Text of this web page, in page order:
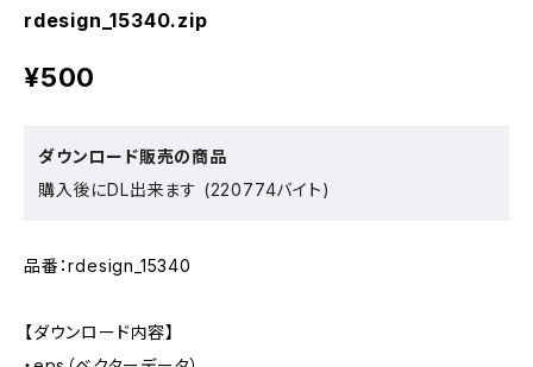
rdesign_15340.zip
¥500
ダウンロード販売の商品
購入後にDL出来ます (220774バイト)
品番：rdesign_15340
【ダウンロード内容】